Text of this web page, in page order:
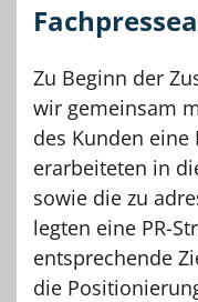
Zu Beginn der
wir gemeinsam
des Kunden eine
erarbeiteten in
sowie die zu
legten eine PR-
entsprechende
die